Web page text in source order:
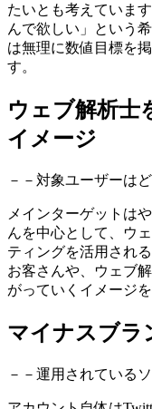
たいとも考えていま
んで欲しい」という
は無理に数値目標を
す。
ウェブ解析士
イメージ
－－対象ユーザーは
メインターゲットは
んを中心として、ウ
ティングを活用され
お客さんや、ウェブ
がっていくイメージ
マイナスブラ
－－運用されている